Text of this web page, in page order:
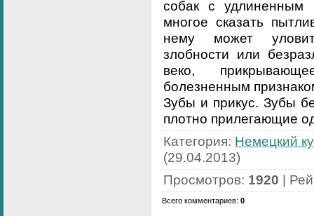
собак с удлиненным
многое сказать
нему может
злобности или
веко,
болезненным
Зубы и прикус. Зубы
плотно прилегающие
Категория: Немецкий
(29.04.2013)
Просмотров: 1920 |
Всего комментариев: 0